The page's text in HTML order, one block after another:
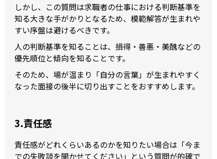
しかし、この質問は求職者の仕事における判断基準を
知る大きな手がかりとなるため、模範解答が生まれや
すい序盤は避けるべきです。
人の判断基準を知ることは、損得・善悪・美醜などの
優先順位と傾向を知ることです。
そのため、場が温まり「自分の言葉」が生まれやすく
なった面接の後半に切り出すことをおすすめします。
3.責任感
責任感がどれくらいあるのかを知りたい場合は「今ま
での失敗談を聞かせてください」という質問が的確で